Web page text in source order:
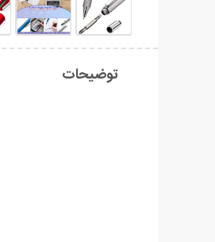
توضیحات